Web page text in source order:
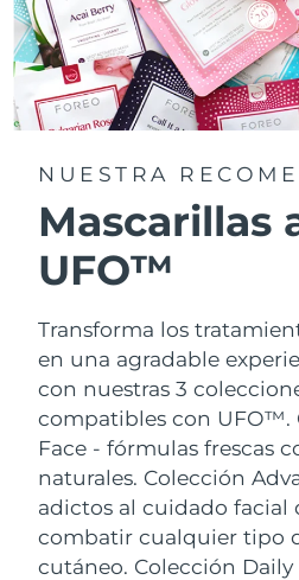
NUESTRA
Mascarillas
UFO™
Transforma los
en una agradable
con nuestras 3
compatibles con UFO™.
Face - fórmulas frescas
naturales. Colección
adictos al cuidado facial
combatir cualquier tipo
cutáneo. Colección Daily